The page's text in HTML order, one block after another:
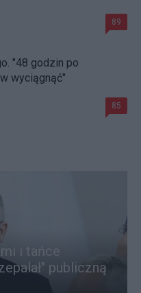
89
"48 godzin po
wyciągnąć"
85
i tańce
publiczną